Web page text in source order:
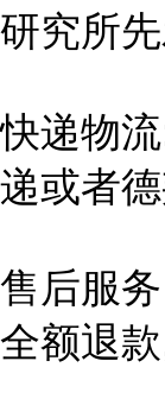
研究所先
快递物
递或者德
售后服
全额退